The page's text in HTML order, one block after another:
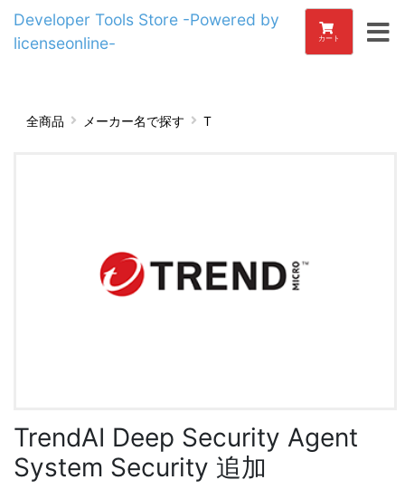
Developer Tools Store -Powered by
licenseonline-
カート
全商品 メーカー名で探す T
TrendAI Deep Security Agent
System Security 追加